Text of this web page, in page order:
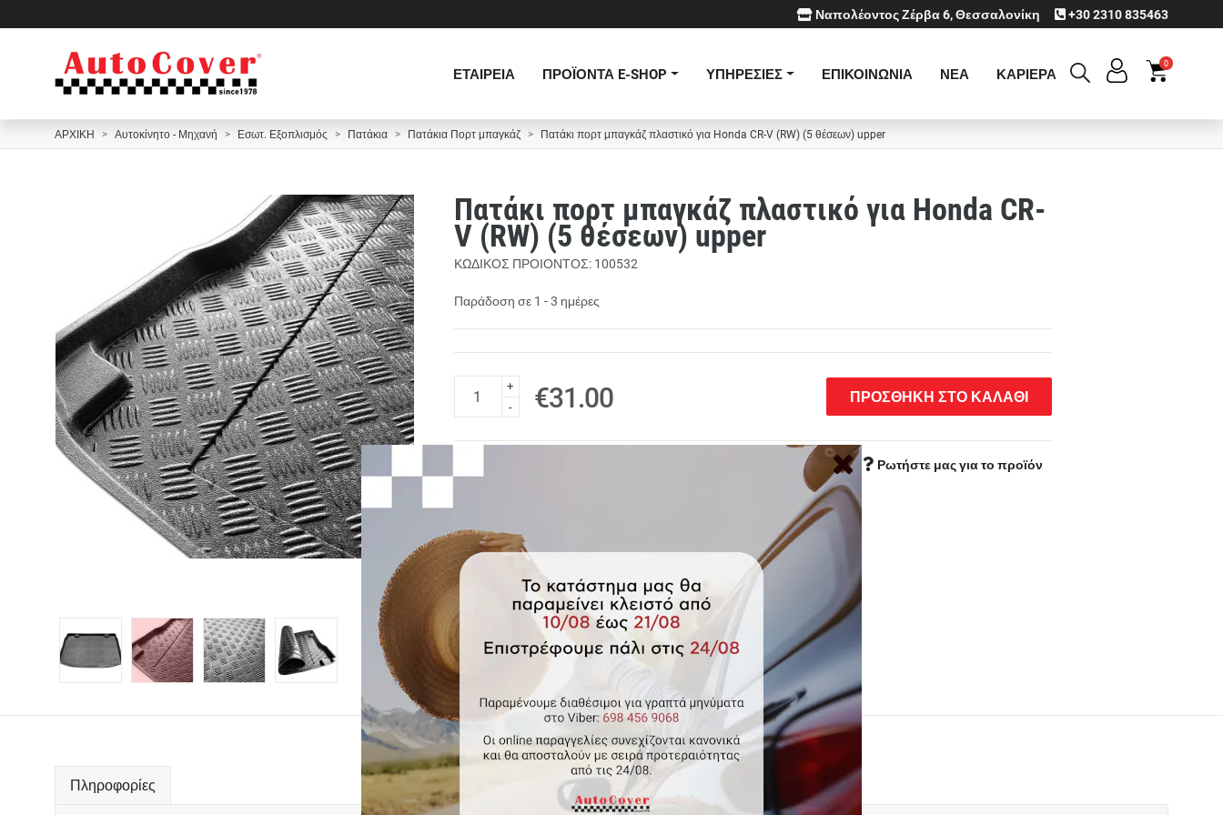
Ναπολέοντος Ζέρβα 6, Θεσσαλονίκη +30 2310 835463
ΕΤΑΙΡΕΙΑ ΠΡΟΪΟΝΤΑ E-SHOP ΥΠΗΡΕΣΙΕΣ ΕΠΙΚΟΙΝΩΝΙΑ ΝΕΑ ΚΑΡΙΕΡΑ
0
ΑΡΧΙΚΗ Αυτοκίνητο - Μηχανή Εσωτ. Εξοπλισμός Πατάκια Πατάκια Πορτ μπαγκάζ Πατάκι πορτ μπαγκάζ πλαστικό για Honda CR-V (RW) (5 θέσεων) upper
Πατάκι πορτ μπαγκάζ πλαστικό για Honda CR-
V (RW) (5 θέσεων) upper
ΚΩΔΙΚΟΣ ΠΡΟΙΟΝΤΟΣ: 100532
Παράδοση σε 1 - 3 ημέρες
+
-
€31.00 ΠΡΟΣΘΗΚΗ ΣΤΟ ΚΑΛΑΘΙ
Ρωτήστε μας για το προϊόν
Πληροφορίες